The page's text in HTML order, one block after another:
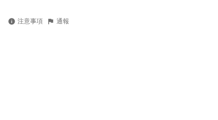
注意事項 通報